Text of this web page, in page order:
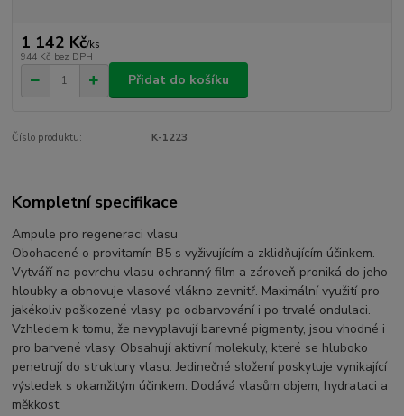
1 142 Kč/ks
944 Kč bez DPH
Přidat do košíku
Číslo produktu: K-1223
Kompletní specifikace
Ampule pro regeneraci vlasu
Obohacené o provitamín B5 s vyživujícím a zklidňujícím účinkem.
Vytváří na povrchu vlasu ochranný film a zároveň proniká do jeho
hloubky a obnovuje vlasové vlákno zevnitř. Maximální využití pro
jakékoliv poškozené vlasy, po odbarvování i po trvalé ondulaci.
Vzhledem k tomu, že nevyplavují barevné pigmenty, jsou vhodné i
pro barvené vlasy. Obsahují aktivní molekuly, které se hluboko
penetrují do struktury vlasu. Jedinečné složení poskytuje vynikající
výsledek s okamžitým účinkem. Dodává vlasům objem, hydrataci a
měkkost.